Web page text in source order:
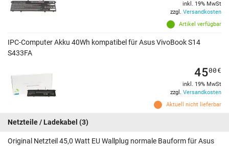
Artikel verfügbar
inkl. 19% MwSt
zzgl. Versandkosten
IPC-Computer Akku 40Wh kompatibel für Asus VivoBook S14
S433FA
Aktuell nicht lieferbar
4500€
inkl. 19% MwSt
zzgl. Versandkosten
Netzteile / Ladekabel (3)
Original Netzteil 45,0 Watt EU Wallplug normale Bauform für Asus